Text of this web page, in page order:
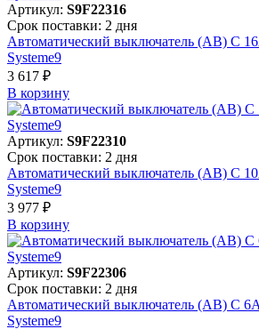
Артикул: S9F22316
Срок поставки: 2 дня
Автоматический выключатель (АВ) C
Systeme9
3 617 ₽
В корзинy
Артикул: S9F22310
Срок поставки: 2 дня
Автоматический выключатель (АВ) C
Systeme9
3 977 ₽
В корзинy
Артикул: S9F22306
Срок поставки: 2 дня
Автоматический выключатель (АВ) C
Systeme9